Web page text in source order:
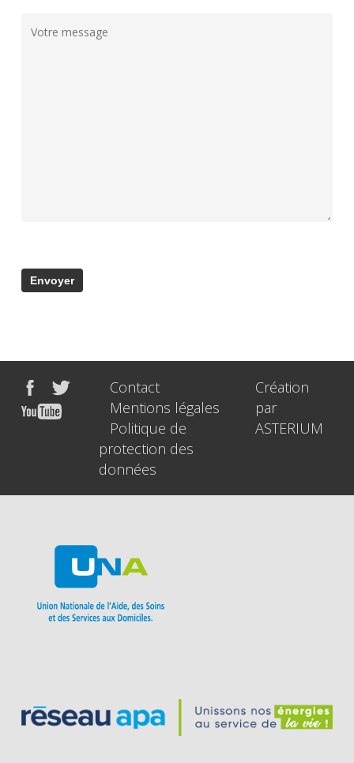
Contact
Mentions légales
Politique de
protection des
données
Création
par
ASTERIUM